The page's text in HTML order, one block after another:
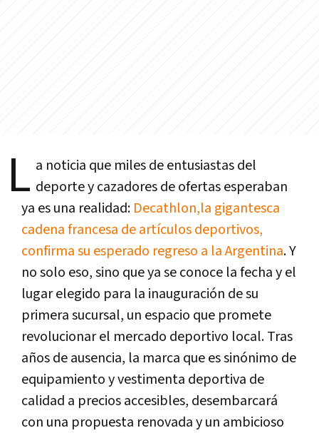
L a noticia que miles de entusiastas del
deporte y cazadores de ofertas esperaban
ya es una realidad: Decathlon,la gigantesca
cadena francesa de artículos deportivos,
confirma su esperado regreso a la Argentina. Y
no solo eso, sino que ya se conoce la fecha y el
lugar elegido para la inauguración de su
primera sucursal, un espacio que promete
revolucionar el mercado deportivo local. Tras
años de ausencia, la marca que es sinónimo de
equipamiento y vestimenta deportiva de
calidad a precios accesibles, desembarcará
con una propuesta renovada y un ambicioso